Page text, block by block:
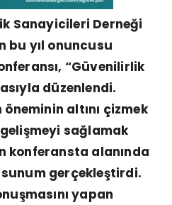
Sanayicileri Derneği
bu yıl onuncusu
“Güvenilirlik
düzenlendi.
altını çizmek
sağlamak
konferansta alanında
sunum gerçekleştirdi.
yapan